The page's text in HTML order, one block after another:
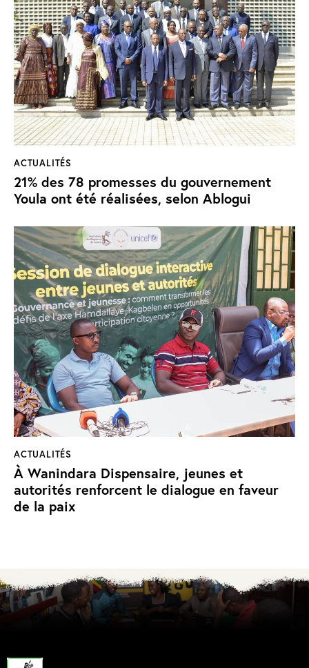
ACTUALITÉS
21% des 78 promesses du gouvernement
Youla ont été réalisées, selon Ablogui
ACTUALITÉS
À Wanindara Dispensaire, jeunes et
autorités renforcent le dialogue en faveur
de la paix